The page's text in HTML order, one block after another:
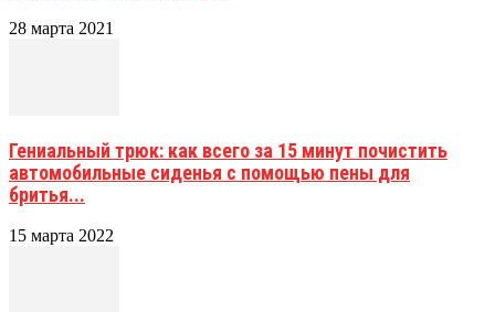
28 марта 2021
Гениальный трюк: как всего за 15 минут почистить
автомобильные сиденья с помощью пены для
бритья...
15 марта 2022